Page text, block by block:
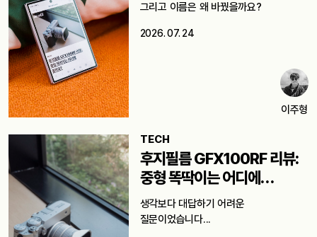
그리고 이름은 왜 바꿨을까요?
2026. 07. 24
이주형
TECH
후지필름 GFX100RF 리뷰:
중형 똑딱이는 어디에
쓸까요?
생각보다 대답하기 어려운
질문이었습니다...